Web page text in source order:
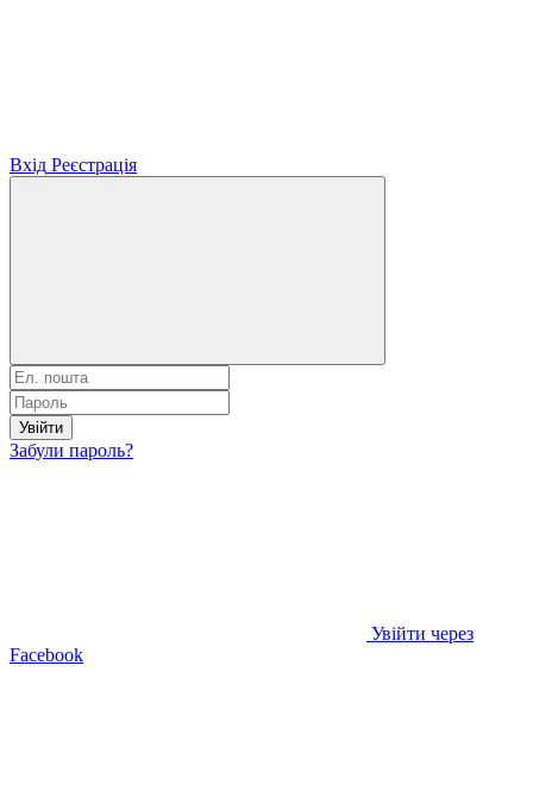
Вхід Реєстрація
Увійти
Забули пароль?
Увійти через
Facebook